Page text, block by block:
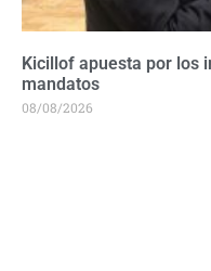
Kicillof apuesta por los
mandatos
08/08/2026